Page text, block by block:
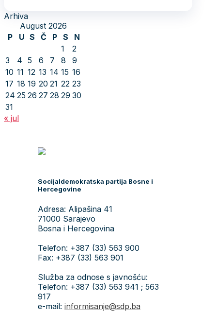
Arhiva
August 2026
P
U S Č P S
N
1
2
3
4 5 6 7 8
9
10 11 12 13 14 15 16
17 18 19 20 21 22 23
24 25 26 27 28 29 30
31
« jul
Socijaldemokratska partija Bosne i
Hercegovine
Adresa: Alipašina 41
71000 Sarajevo
Bosna i Hercegovina
Telefon: +387 (33) 563 900
Fax: +387 (33) 563 901
Služba za odnose s javnošću:
Telefon: +387 (33) 563 941 ; 563
917
e-mail: informisanje@sdp.ba